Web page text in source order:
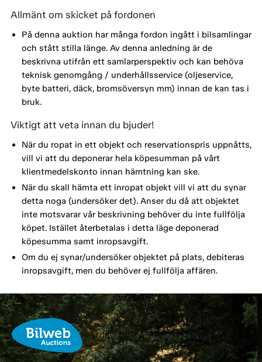
Allmänt om skicket på fordonen
På denna auktion har många fordon ingått i bilsamlingar
och stått stilla länge. Av denna anledning är de
beskrivna utifrån ett samlarperspektiv och kan behöva
teknisk genomgång / underhållsservice (oljeservice,
byte batteri, däck, bromsöversyn mm) innan de kan tas i
bruk.
Viktigt att veta innan du bjuder!
När du ropat in ett objekt och reservationspris uppnåtts,
vill vi att du deponerar hela köpesumman på vårt
klientmedelskonto innan hämtning kan ske.
När du skall hämta ett inropat objekt vill vi att du synar
detta noga (undersöker det). Anser du då att objektet
inte motsvarar vår beskrivning behöver du inte fullfölja
köpet. Istället återbetalas i detta läge deponerad
köpesumma samt inropsavgift.
Om du ej synar/undersöker objektet på plats, debiteras
inropsavgift, men du behöver ej fullfölja affären.